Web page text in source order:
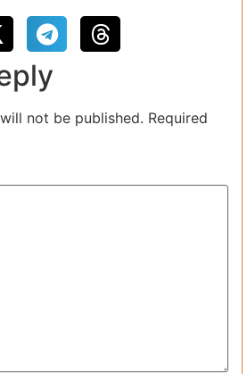
not be published. Required